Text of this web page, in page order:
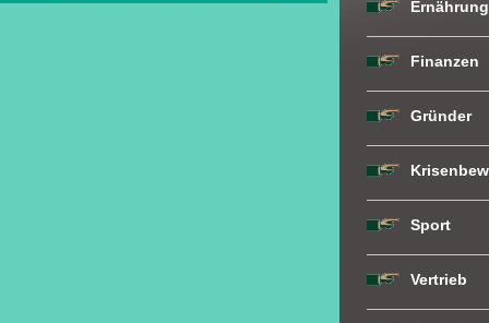
Ernährung
Finanzen
Gründer
Sport
Vertrieb